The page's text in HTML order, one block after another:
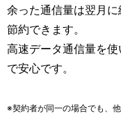
余った通信量は翌月
節約できます。
高速データ通信量を
で安心です。
※契約者が同一の場合でも、